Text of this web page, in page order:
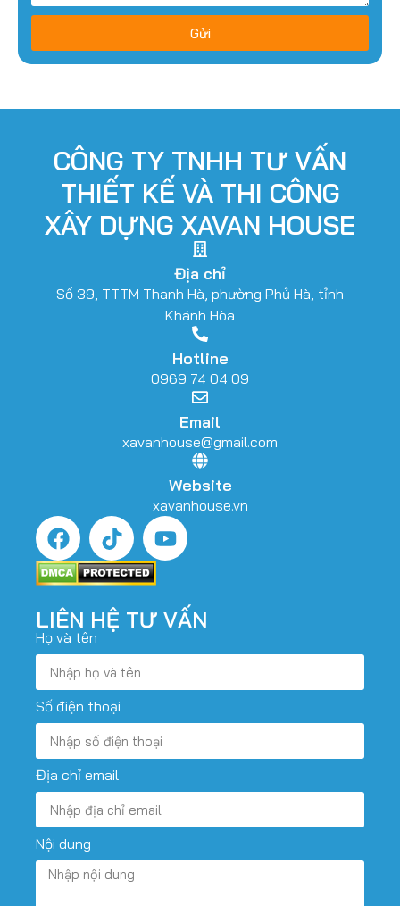
Gửi
CÔNG TY TNHH TƯ VẤN
THIẾT KẾ VÀ THI CÔNG
XÂY DỰNG XAVAN HOUSE
Địa chỉ
Số 39, TTTM Thanh Hà, phường Phủ Hà, tỉnh
Khánh Hòa
Hotline
0969 74 04 09
Email
xavanhouse@gmail.com
Website
xavanhouse.vn
LIÊN HỆ TƯ VẤN
Họ và tên
Số điện thoại
Địa chỉ email
Nội dung